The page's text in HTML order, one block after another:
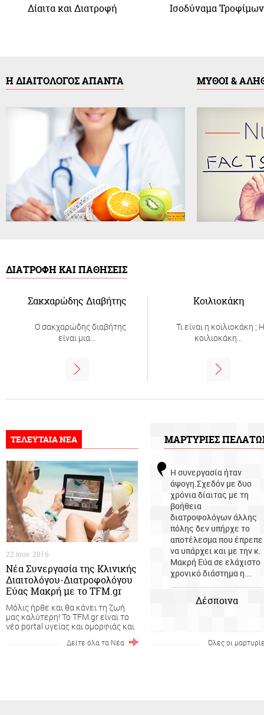
Δίαιτα και Διατροφή Ισοδύναμα Τροφίμων
Η ΔΙΑΙΤΟΛΟΓΟΣ ΑΠΑΝΤΑ ΜΥΘΟΙ &
ΔΙΑΤΡΟΦΗ ΚΑΙ ΠΑΘΗΣΕΙΣ
Σακχαρώδης Διαβήτης
Ο σακχαρώδης διαβήτης
είναι μια...
Κοιλιοκάκη
Τι είναι η κοιλιοκάκη ; Η
κοιλιοκάκη...
ΤΕΛΕΥΤΑΙΑ ΝΕΑ
22 Ιουν. 2016
Νέα Συνεργασία της Κλινικής
Διαιτολόγου-Διατροφολόγου
Εύας Μακρή με το TFM.gr
Μόλις ήρθε και θα κάνει τη ζωή
μας καλύτερη! To TFM.gr είναι το
νέο portal υγείας και ομορφιάς και
ToFarmakeioMou.gr....Δείτε όλα τα Νέα
ΜΑΡΤΥΡΙΕΣ
Η συνεργασία ήταν
άψογη.Σχεδόν με δυο
χρόνια δίαιτας με τη
βοήθεια
διατροφολόγων άλλης
πόλης δεν υπήρχε το
αποτέλεσμα που έπρεπε
να υπάρχει και με την κ.
Μακρή Εύα σε ελάχιστο
χρονικό διάστημα η...
Δέσποινα
Όλες οι